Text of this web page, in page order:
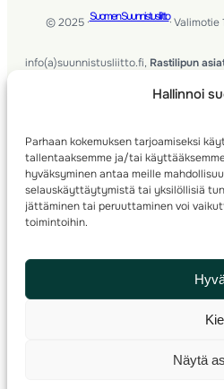
Hallinnoi
Parhaan kokemuksen tarjoamiseksi
tallentaaksemme ja/tai
hyväksyminen antaa meille
selauskäyttäytymistä tai yksilöllisiä
jättäminen tai peruuttaminen voi
toimintoihin.
Näytä
© 2025 ·Suomen Suunnistusliitto·
info(a)suunnistusliitto.fi, Rastilipun
Kilpailut ja kuntorastit –
RSS
Etsi